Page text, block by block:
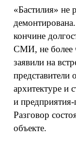
«Бастилия» не
кончине
СМИ, не более
заявили на
представители
архитектуре и
и
Разговор
объекте.